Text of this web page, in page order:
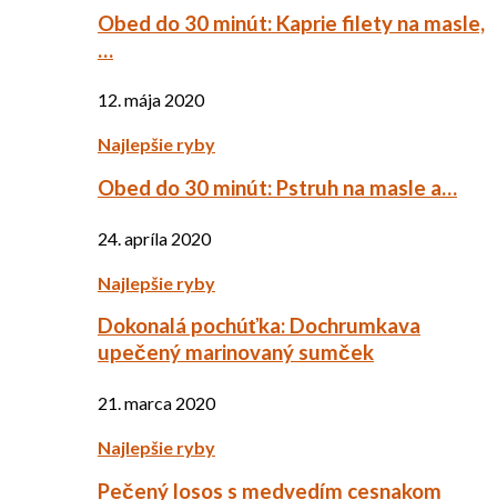
Obed do 30 minút: Kaprie filety na masle,
…
12. mája 2020
Najlepšie ryby
Obed do 30 minút: Pstruh na masle a…
24. apríla 2020
Najlepšie ryby
Dokonalá pochúťka: Dochrumkava
upečený marinovaný sumček
21. marca 2020
Najlepšie ryby
Pečený losos s medvedím cesnakom